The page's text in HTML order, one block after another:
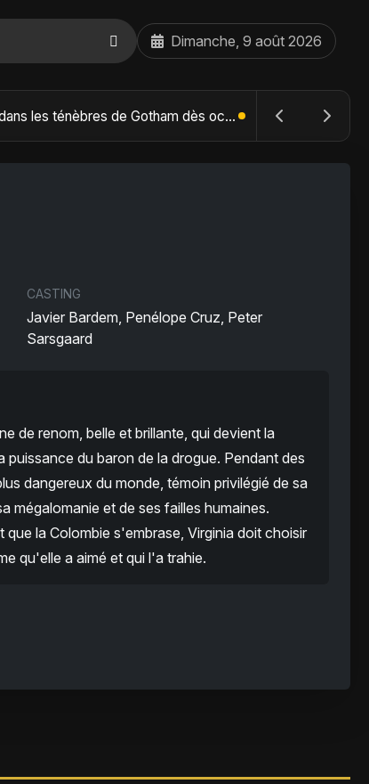
Dimanche, 9 août 2026
The Batman : Part II – Robert Pattinson replonge dans les ténèbres de Gotham dès octobre 2027
CASTING
Javier Bardem, Penélope Cruz, Peter
Sarsgaard
de renom, belle et brillante, qui devient la
du baron de la drogue. Pendant des
dangereux du monde, témoin privilégié de sa
mégalomanie et de ses failles humaines.
la Colombie s'embrase, Virginia doit choisir
qu'elle a aimé et qui l'a trahie.